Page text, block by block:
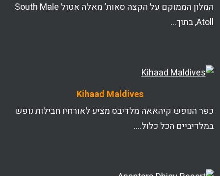
המלון הממוקם על הקצה סאות’ מאלה אטול South Male
Atoll, בתוך…
Kihaad Maldives
כפר הנופש קיהאאה מלדיבס מציע לאורחיו חבילות נופש
במלדיביים הכל כלול….